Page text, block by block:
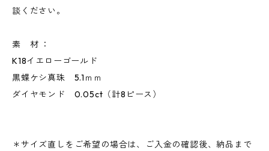
談ください。
素 材 ：
K18イエローゴールド
黒蝶ケシ真珠 5.1ｍｍ
ダイヤモンド 0.05ct（計8ピース）
＊サイズ直しをご希望の場合は、ご入金の確認後、納品まで